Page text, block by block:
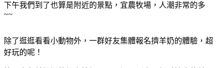
下午我們到了也算是附近的景點，宜農牧場，人潮非常的多
~~
除了逛逛看看小動物外，一群好友集體報名擠羊奶的體驗，超
好玩的呢！